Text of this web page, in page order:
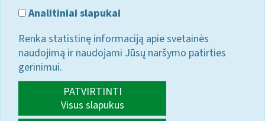
Analitiniai slapukai
Renka statistinę informaciją apie svetainės
naudojimą ir naudojami Jūsų naršymo patirties
gerinimui.
PATVIRTINTI
Visus slapukus